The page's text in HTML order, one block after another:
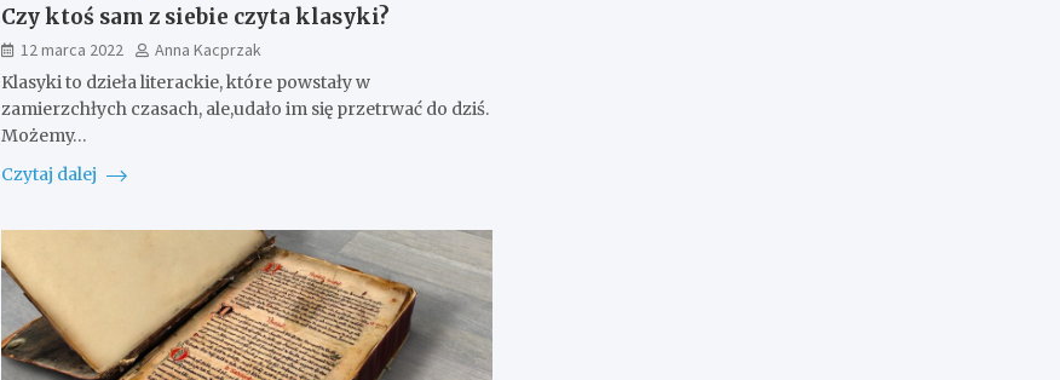
Czy ktoś sam z siebie czyta klasyki?
12 marca 2022
Anna Kacprzak
Klasyki to dzieła literackie, które powstały w
zamierzchłych czasach, ale,udało im się przetrwać do dziś.
Możemy…
Czytaj dalej